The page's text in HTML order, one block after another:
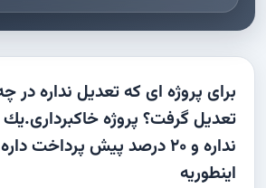
براى پروژه اى كه تعديل نداره
تعديل گرفت؟ پروژه
نداره و ۲۰ درصد پیش
اینطوریه